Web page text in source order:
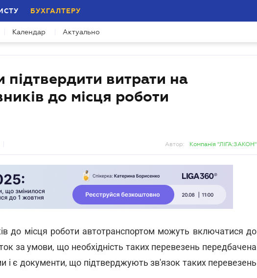
БУХГАЛТЕРУ
Календар Актуально
витрати на
до місця роботи
Автор: Компанія "ЛІГА:ЗАКОН"
до місця роботи автотранспортом можуть включатися до
за умови, що необхідність таких перевезень передбачена
і є документи, що підтверджують зв'язок таких перевезень